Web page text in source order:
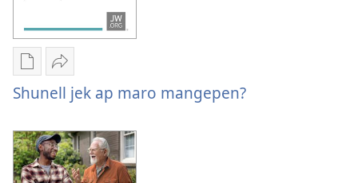
Downloadtike
optione
digitaltike
publikatione
Shunell
Bitche
Shunell
jek
ap
maro
mangepen?
Shunell jek ap maro mangepen?